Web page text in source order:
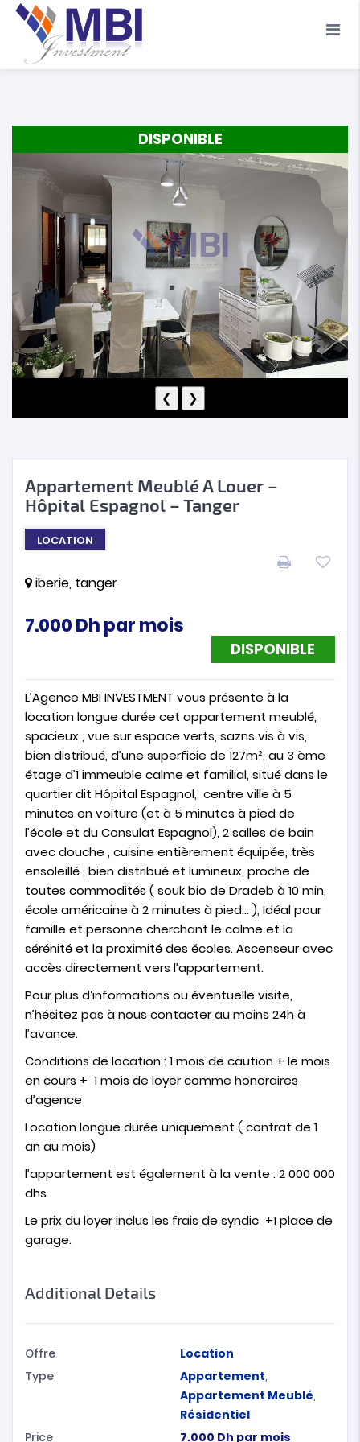
Terrains Location de Vacances Contact
DISPONIBLE
❮ ❯
Appartement Meublé A Louer –
Hôpital Espagnol – Tanger
LOCATION
iberie, tanger
7.000Dhpar mois
DISPONIBLE
L’Agence MBI INVESTMENT vous présente à la
location longue durée cet appartement meublé,
spacieux , vue sur espace verts, sazns vis à vis,
bien distribué, d’une superficie de 127m², au 3 ème
étage d’1 immeuble calme et familial, situé dans le
quartier dit Hôpital Espagnol, centre ville à 5
minutes en voiture (et à 5 minutes à pied de
l’école et du Consulat Espagnol), 2 salles de bain
avec douche , cuisine entièrement équipée, très
ensoleillé , bien distribué et lumineux, proche de
toutes commodités ( souk bio de Dradeb à 10 min,
école américaine à 2 minutes à pied… ), Idéal pour
famille et personne cherchant le calme et la
sérénité et la proximité des écoles. Ascenseur avec
accès directement vers l’appartement.
Pour plus d‘informations ou éventuelle visite,
n’hésitez pas à nous contacter au moins 24h à
l’avance.
Conditions de location : 1 mois de caution + le mois
en cours + 1 mois de loyer comme honoraires
d’agence
Location longue durée uniquement ( contrat de 1
an au mois)
l’appartement est également à la vente : 2 000 000
dhs
Le prix du loyer inclus les frais de syndic +1 place de
garage.
Additional Details
Offre
Location
Type
Appartement,
Appartement Meublé,
Résidentiel
Price
7.000 Dh par mois